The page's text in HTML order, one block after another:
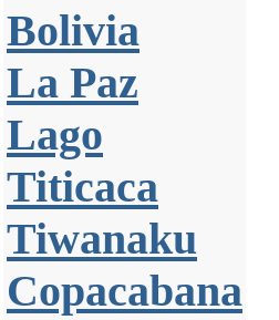
Bolivia
La Paz
Lago
Titicaca
Tiwanaku
Copacabana